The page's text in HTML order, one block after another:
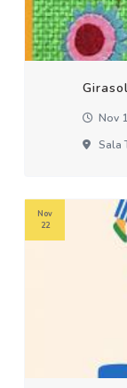
Nov
Sala
Nov
22